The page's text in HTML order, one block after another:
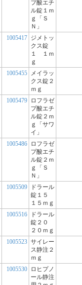
プ酸エチ
ル錠１ｍ
ｇ「Ｓ
Ｎ」
1005417 ジメトッ
クス錠
１ １ｍ
ｇ
1005455
メイラッ
クス錠２
ｍｇ
1005479
ロフラゼ
プ酸エチ
ル錠２ｍ
ｇ「サワ
イ」
1005486
ロフラゼ
プ酸エチ
ル錠２ｍ
ｇ「Ｓ
Ｎ」
1005509
ドラール
錠１５
１５ｍｇ
1005516
ドラール
錠２０
２０ｍｇ
1005523 サイレー
ス静注２
ｍｇ
1005530
ロヒプノ
ール静注